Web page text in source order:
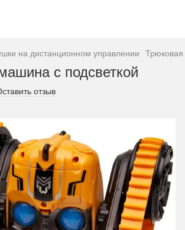
на дистанционном управлении
с подсветкой
отзыв